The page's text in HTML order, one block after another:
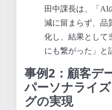
田中課長は、「AI
減に留まらず、品
化し、結果として
にも繋がった」と
事例2：顧客デ
パーソナライ
グの実現